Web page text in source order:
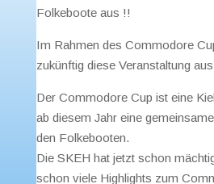
Folkeboote aus !!
Im Rahmen des Commodore
zukünftig diese Veranstaltung
Der Commodore Cup ist eine
ab diesem Jahr eine
den Folkebooten.
Die SKEH hat jetzt schon
schon viele Highlights zum